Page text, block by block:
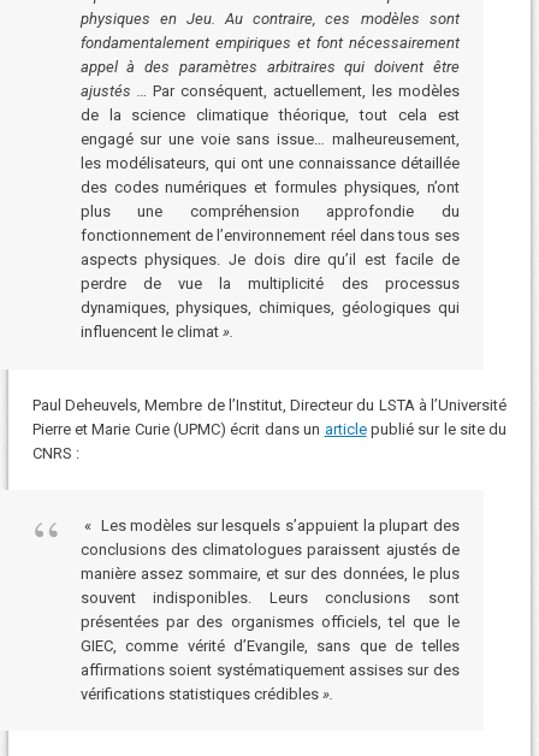
physiques en Jeu. Au contraire, ces modèles sont
fondamentalement empiriques et font nécessairement
appel à des paramètres arbitraires qui doivent être
ajustés … Par conséquent, actuellement, les modèles
de la science climatique théorique, tout cela est
engagé sur une voie sans issue… malheureusement,
les modélisateurs, qui ont une connaissance détaillée
des codes numériques et formules physiques, n’ont
plus une compréhension approfondie du
fonctionnement de l’environnement réel dans tous ses
aspects physiques. Je dois dire qu’il est facile de
perdre de vue la multiplicité des processus
dynamiques, physiques, chimiques, géologiques qui
influencent le climat ».
Paul Deheuvels, Membre de l’Institut, Directeur du LSTA à l’Université
Pierre et Marie Curie (UPMC) écrit dans un articlepublié sur le site du
CNRS :
« Les modèles sur lesquels s’appuient la plupart des
conclusions des climatologues paraissent ajustés de
manière assez sommaire, et sur des données, le plus
souvent indisponibles. Leurs conclusions sont
présentées par des organismes officiels, tel que le
GIEC, comme vérité d’Evangile, sans que de telles
affirmations soient systématiquement assises sur des
vérifications statistiques crédibles ».